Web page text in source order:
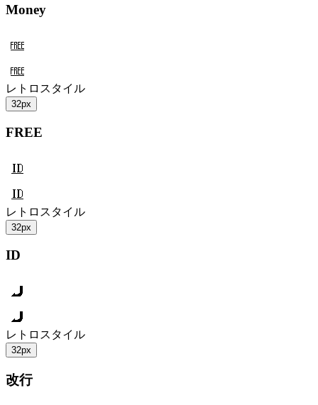
Money
レトロスタイル
32px
FREE
レトロスタイル
32px
ID
レトロスタイル
32px
改行